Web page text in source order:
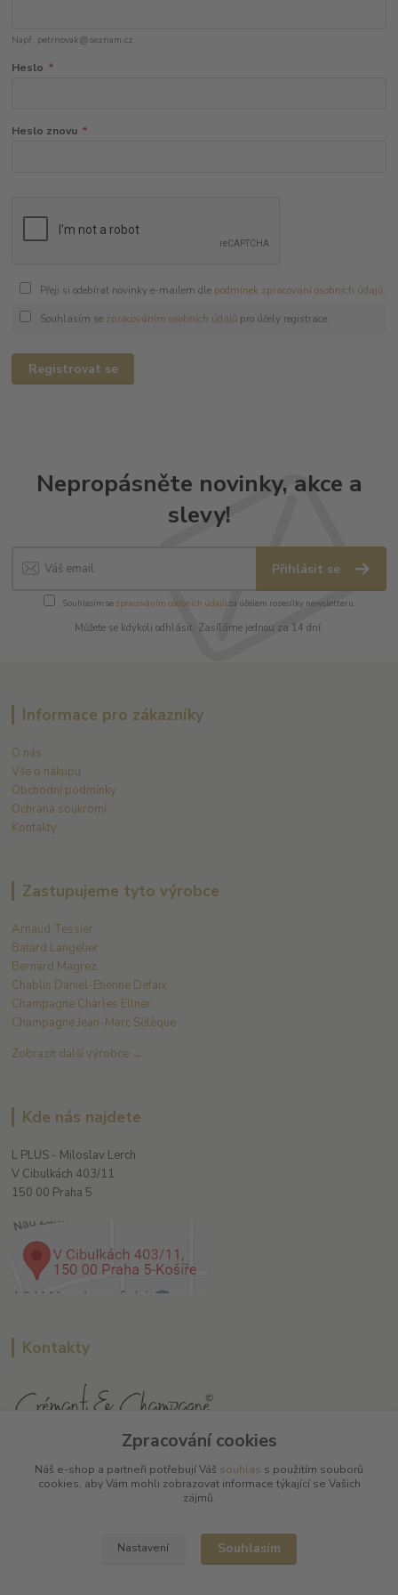
Např. petrnovak@seznam.cz
Heslo *
Heslo znovu *
Přeji si odebírat novinky e-mailem dle podmínek zpracování osobních údajů.
Souhlasím se zpracováním osobních údajůpro účely registrace.
Registrovat se
Nepropásněte novinky, akce a
slevy!
Přihlásit se
Souhlasím se zpracováním osobních údajůza účelem rozesílky newsletteru.
Můžete se kdykoli odhlásit. Zasíláme jednou za 14 dní.
Informace pro zákazníky
O nás
Vše o nákupu
Obchodní podmínky
Ochrana soukromí
Kontakty
Zastupujeme tyto výrobce
Arnaud Tessier
Batard Langelier
Bernard Magrez
Chablis Daniel-Etienne Defaix
Champagne Charles Ellner
Champagne Jean-Marc Sélèque
Zobrazit další výrobce →
Kde nás najdete
L PLUS - Miloslav Lerch
V Cibulkách 403/11
150 00 Praha 5
Kontakty
+420 608 885 840
Zpracování cookies
Náš e-shop a partneři potřebují Váš souhlas s použitím souborů
cookies, aby Vám mohli zobrazovat informace týkající se Vašich
zájmů.
Nastavení Souhlasím